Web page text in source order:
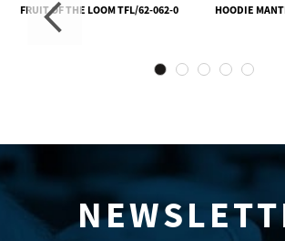
FRUIT OF THE LOOM TFL/62-062-0
HOODIE